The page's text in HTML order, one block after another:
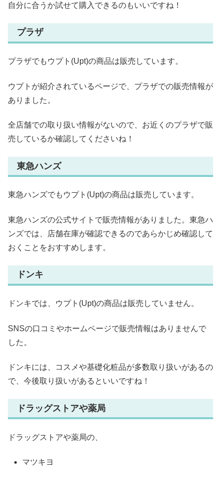
自分に合うか試せて購入できるのもいいですね！
プラザ
プラザでもウプト(Upt)の商品は販売しています。
ウプトが紹介されているページで、プラザでの販売情報が
ありました。
全店舗での取り扱い情報がないので、お近くのプラザで販
売しているか確認してくださいね！
東急ハンズ
東急ハンズでもウプト(Upt)の商品は販売しています。
東急ハンズの公式サイトで販売情報がありました。東急ハ
ンズでは、店舗在庫が確認できるのであらかじめ確認して
おくことをおすすめします。
ドンキ
ドンキでは、ウプト(Upt)の商品は販売していません。
SNSの口コミやホームページで販売情報はありませんで
した。
ドンキには、コスメや基礎化粧品が多数取り扱いがあるの
で、今後取り扱いがあるといいですね！
ドラッグストアや薬局
ドラッグストアや薬局の、
マツキヨ